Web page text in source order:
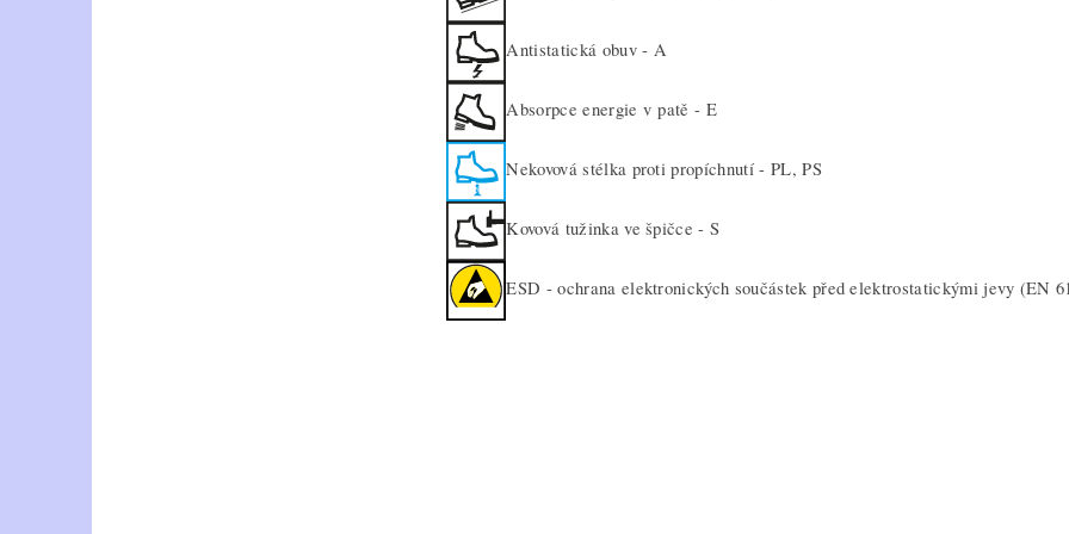
Antistatická obuv - A
Absorpce energie v patě - E
Nekovová stélka proti propíchnutí - PL, PS
Kovová tužinka ve špičce - S
ESD - ochrana elektronických součástek před elektrostatickými jevy (EN